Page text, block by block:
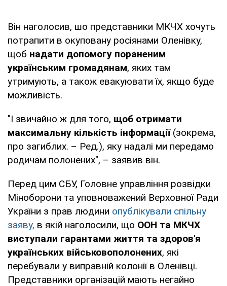
Він наголосив, шо представники МКЧХ хочуть
потрапити в окуповану росіянами Оленівку,
щоб надати допомогу пораненим
українським громадянам, яких там
утримують, а також евакуювати їх, якщо буде
можливість.
"І звичайно ж для того, щоб отримати
максимальну кількість інформації(зокрема,
про загиблих. – Ред.), яку надалі ми передамо
родичам полонених", – заявив він.
Перед цим СБУ, Головне управління розвідки
Міноборони та уповноважений Верховної Ради
України з прав людини опублікували спільну
заяву, в якій наголосили, що ООН та МКЧХ
виступали гарантами життя та здоров'я
українських військовополонених, які
перебували у виправній колонії в Оленівці.
Представники організацій мають негайно